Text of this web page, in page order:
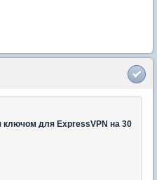
ключом для ExpressVPN на 30